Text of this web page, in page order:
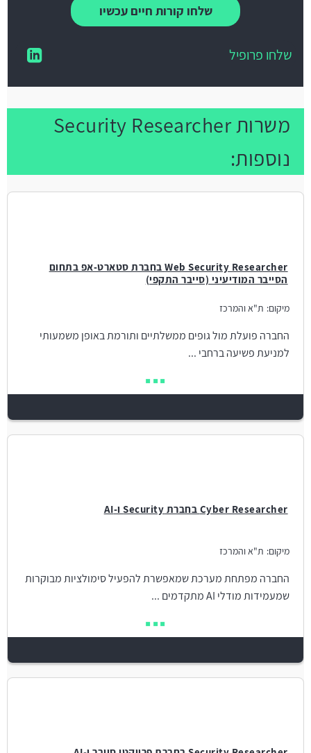
שלחו קורות חיים עכשיו
שלחו פרופיל
משרות Security Researcher
נוספות:
Web Security Researcher בחברת סטארט-אפ בתחום
הסייבר המודיעיני (סייבר התקפי)
מיקום: ת"א והמרכז
החברה פועלת מול גופים ממשלתיים ותורמת באופן משמעותי
למניעת פשיעה ברחבי ...
Cyber Researcher בחברת Security ו-AI
מיקום: ת"א והמרכז
החברה מפתחת מערכת שמאפשרת להפעיל סימולציות מבוקרות
שמעמידות מודלי AI מתקדמים ...